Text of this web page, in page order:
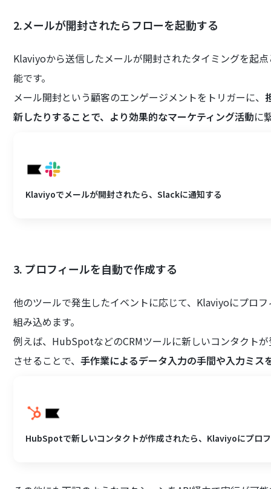
2.メールが開封されたらフローを起動する
Klaviyoから送信したメールが開封されたタイミングを起
能です。
メール開封という顧客のエンゲージメントをトリガーに、
新したりすることで、より効果的なマーケティング活動に
Klaviyoでメールが開封されたら、Slackに通知する
3. プロフィールを自動で作成する
他のツールで発生したイベントに応じて、Klaviyoにプロ
組み込めます。
例えば、HubSpotなどのCRMツールに新しいコンタクト
させることで、手作業によるデータ入力の手間や入力ミ
HubSpotで新しいコンタクトが作成されたら、Klaviyoにプロ